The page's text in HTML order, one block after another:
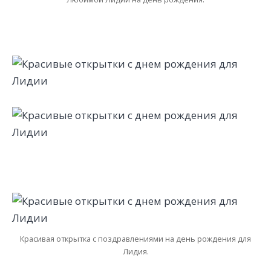
Красивая открытка с поздравлениями на день рождения для
Лидия.